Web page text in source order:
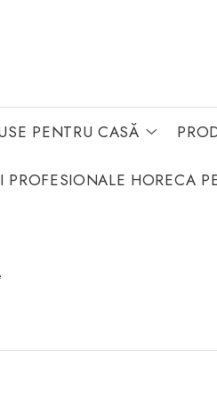
PENTRU CASĂ
PROFESIONALE HORECA